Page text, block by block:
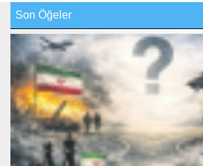
Son Öğeler